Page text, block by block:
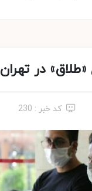
در تهران
کد خبر : 230